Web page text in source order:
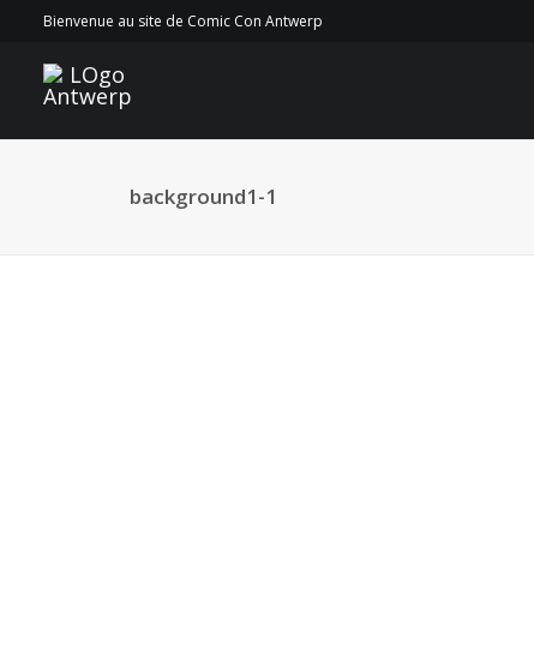
Bienvenue au site de Comic Con Antwerp
background1-1